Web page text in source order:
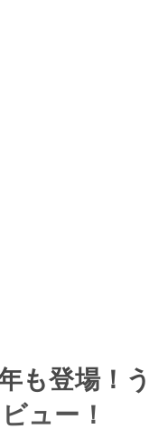
も登場！う
ュー！